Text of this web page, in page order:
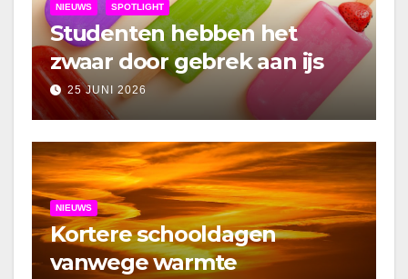
NIEUWS SPOTLIGHT
Studenten hebben het
zwaar door gebrek aan ijs
25 JUNI 2026
NIEUWS
Kortere schooldagen
vanwege warmte